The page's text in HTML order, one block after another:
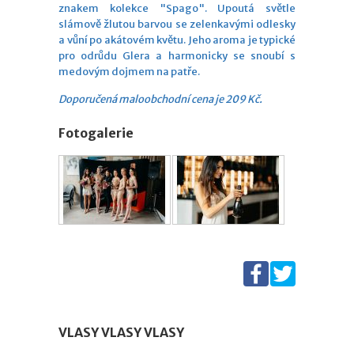
znakem kolekce "Spago". Upoutá světle
slámově žlutou barvou se zelenkavými odlesky
a vůní po akátovém květu. Jeho aroma je typické
pro odrůdu Glera a harmonicky se snoubí s
medovým dojmem na patře.
Doporučená maloobchodní cena je 209 Kč.
Fotogalerie
VLASY VLASY VLASY